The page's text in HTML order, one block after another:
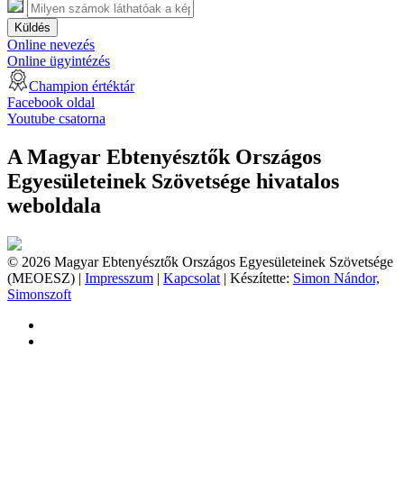
Küldés
Online nevezés
Online ügyintézés
Champion értéktár
Facebook oldal
Youtube csatorna
A Magyar Ebtenyésztők Országos
Egyesületeinek Szövetsége hivatalos
weboldala
© 2026 Magyar Ebtenyésztők Országos Egyesületeinek Szövetsége
(MEOESZ) | Impresszum | Kapcsolat | Készítette: Simon Nándor,
Simonszoft